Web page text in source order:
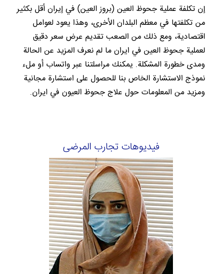
إن تكلفة عملية جحوظ العين (بروز العين) في إيران أقل بكثير
من تكلفتها في معظم البلدان الأخرى، وهذا يعود لعوامل
اقتصادية، ومع ذلك من الصعب تقديم عرض سعر دقيق
لعملية جحوظ العين في ايران ما لم نعرف المزيد عن الحالة
ومدى خطورة المشكلة. يمكنك مراسلتنا عبر واتساب أو ملء
نموذج الاستشارة الخاص بنا للحصول على استشارة مجانية
ومزيد من المعلومات حول علاج جحوظ العيون في ايران.
فيديوهات تجارب المرضى